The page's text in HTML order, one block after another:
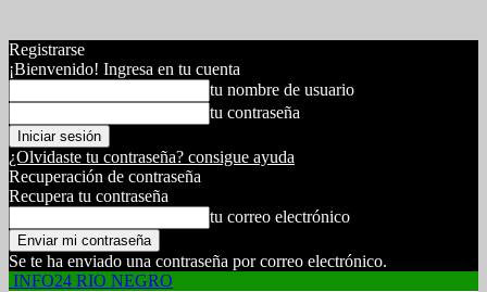
Registrarse
¡Bienvenido! Ingresa en tu cuenta
tu nombre de usuario
tu contraseña
¿Olvidaste tu contraseña? consigue ayuda
Recuperación de contraseña
Recupera tu contraseña
tu correo electrónico
Se te ha enviado una contraseña por correo electrónico.
INFO24 RIO NEGRO